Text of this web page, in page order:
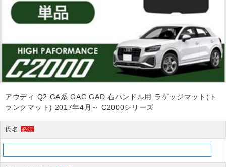
アウディ Q2 GA系 GAC GAD 右ハンドル用 ラゲッジマット(ト
ランクマット) 2017年4月～ C2000シリーズ
氏名 必須